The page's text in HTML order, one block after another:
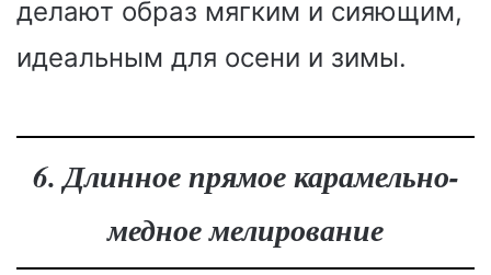
делают образ мягким и сияющим,
идеальным для осени и зимы.
6. Длинное прямое карамельно-
медное мелирование